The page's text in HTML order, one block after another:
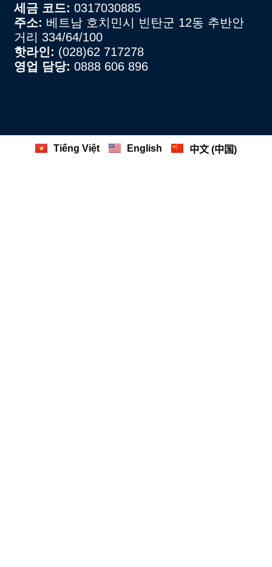
세금 코드: 0317030885
주소: 베트남 호치민시 빈탄군 12동 추반안
거리 334/64/100
핫라인: (028)62 717278
영업 담당: 0888 606 896
Tiếng Việt English 中文 (中国)